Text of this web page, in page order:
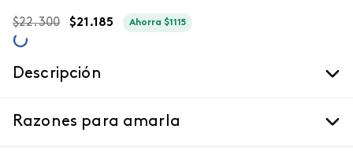
$22.300 $21 .185 Ahorra$1115
Descripción
Razones para amarla